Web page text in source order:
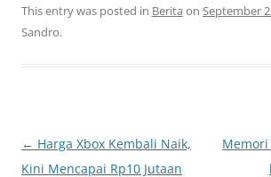
This entry was posted in Berita on September
Sandro.
Post
navigation
← Harga Xbox Kembali Naik,
Kini Mencapai Rp10 Jutaan